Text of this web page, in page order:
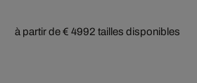
à partir de € 4992 tailles disponibles